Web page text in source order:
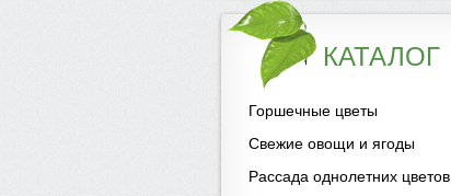
КАТАЛОГ
Горшечные цветы
Свежие овощи и ягоды
Рассада однолетних цветов